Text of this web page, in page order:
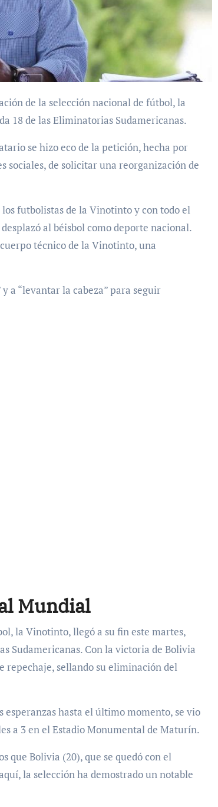
18 de las Eliminatorias Sudamericanas.
se hizo eco de la petición, hecha por
sociales, de solicitar una reorganización de
futbolistas de la Vinotinto y con todo el
al béisbol como deporte nacional.
técnico de la Vinotinto, una
a “levantar la cabeza” para seguir
Mundial
la Vinotinto, llegó a su fin este martes,
Sudamericanas. Con la victoria de Bolivia
repechaje, sellando su eliminación del
esperanzas hasta el último momento, se vio
a 3 en el Estadio Monumental de Maturín.
que Bolivia (20), que se quedó con el
la selección ha demostrado un notable